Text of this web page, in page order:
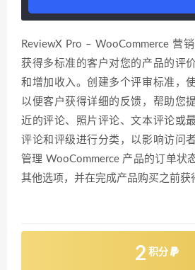
ReviewX Pro – WooCommerce 营
获得多标准的客户对您的产品的评
和增加收入。创建多个评审标准，
以便客户获得详细的反馈，帮助您
近的评论、照片评论、文本评论或
评论和评级进行分类，以影响访问
管理 WooCommerce 产品的订单状
其他选项，并在完成产品购买之前获
2 积分